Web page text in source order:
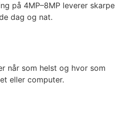
på 4MP–8MP leverer skarpe
dag og nat.
når som helst og hvor som
eller computer.